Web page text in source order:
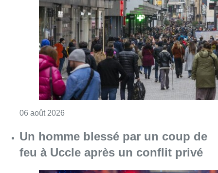
06 août 2026
Un homme blessé par un coup de
feu à Uccle après un conflit privé